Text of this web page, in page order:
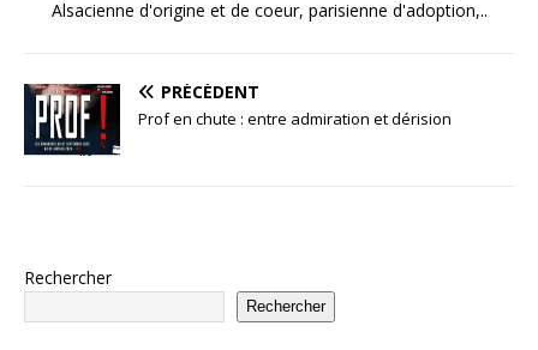
Alsacienne d'origine et de coeur, parisienne d'adoption,..
PRÉCÉDENT
Prof en chute : entre admiration et dérision
Rechercher
Rechercher